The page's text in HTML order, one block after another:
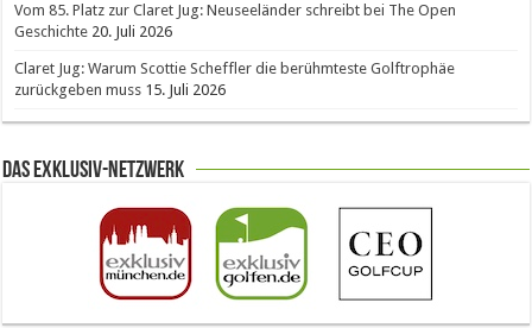
Vom 85. Platz zur Claret Jug: Neuseeländer schreibt bei The Open
Geschichte 20. Juli 2026
Claret Jug: Warum Scottie Scheffler die berühmteste Golftrophäe
zurückgeben muss 15. Juli 2026
Das Exklusiv-Netzwerk